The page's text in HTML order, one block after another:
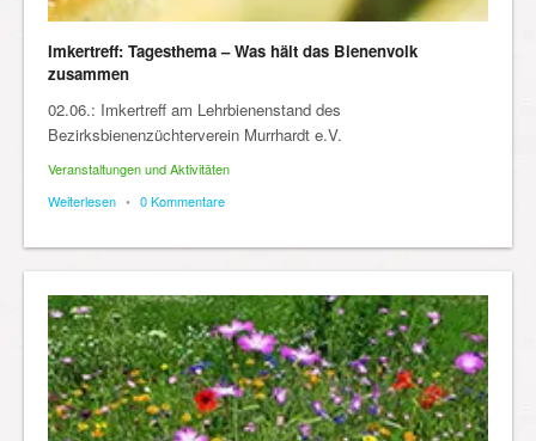
Imkertreff: Tagesthema – Was hält das Bienenvolk
zusammen
02.06.: Imkertreff am Lehrbienenstand des
Bezirksbienenzüchterverein Murrhardt e.V.
Veranstaltungen und Aktivitäten
Weiterlesen • 0 Kommentare